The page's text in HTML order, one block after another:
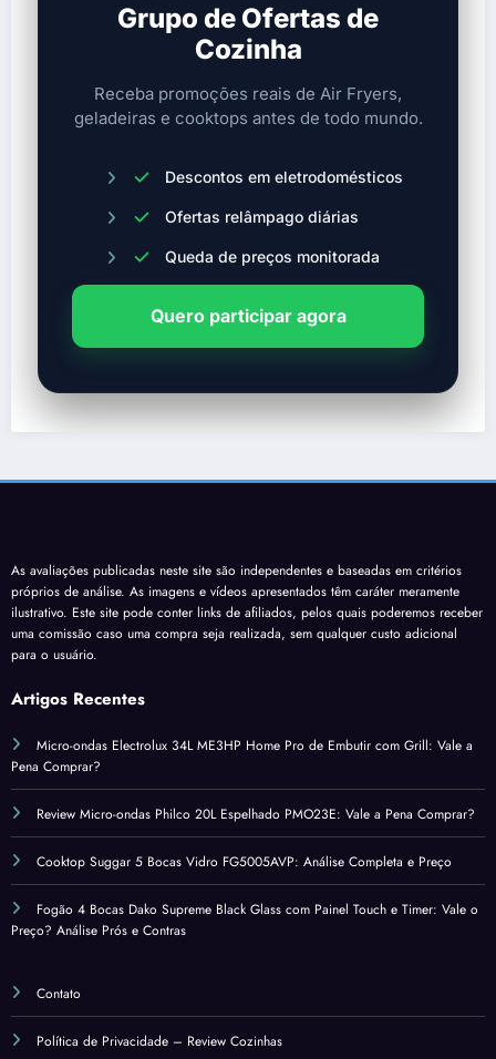
Grupo de Ofertas de
Cozinha
Receba promoções reais de Air Fryers,
geladeiras e cooktops antes de todo mundo.
Descontos em eletrodomésticos
Ofertas relâmpago diárias
Queda de preços monitorada
Quero participar agora
As avaliações publicadas neste site são independentes e baseadas em critérios
próprios de análise. As imagens e vídeos apresentados têm caráter meramente
ilustrativo. Este site pode conter links de afiliados, pelos quais poderemos receber
uma comissão caso uma compra seja realizada, sem qualquer custo adicional
para o usuário.
Artigos Recentes
Micro-ondas Electrolux 34L ME3HP Home Pro de Embutir com Grill: Vale a
Pena Comprar?
Review Micro-ondas Philco 20L Espelhado PMO23E: Vale a Pena Comprar?
Cooktop Suggar 5 Bocas Vidro FG5005AVP: Análise Completa e Preço
Fogão 4 Bocas Dako Supreme Black Glass com Painel Touch e Timer: Vale o
Preço? Análise Prós e Contras
Contato
Política de Privacidade – Review Cozinhas